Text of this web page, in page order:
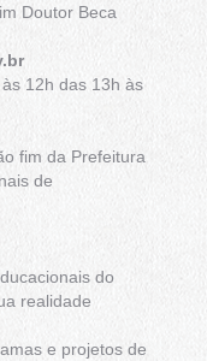
Doutor Beca
12h das 13h às
fim da Prefeitura
de
do
realidade
e projetos de